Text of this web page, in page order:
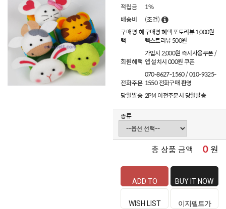
적립금
1%
배송비
(조건)
구매평 혜
택
구매평 혜택 포토리뷰 1,000원
텍스트리뷰 500원
회원혜택
가입시 2,000원 즉시사용쿠폰 /
앱 설치시 000원 쿠폰
전화주문
070-8627-1560 / 010-9325-
1550 전화구매 환영
당일발송 2PM 이전주문시 당일발송
종류
총 상품 금액 0원
ADD TO
CART
BUY IT NOW
WISH LIST 이지펠트가